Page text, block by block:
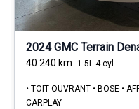
2024 GMC Terrain
40 240 km 1.5L 4 cyl
• TOIT OUVRANT • BOSE •
CARPLAY